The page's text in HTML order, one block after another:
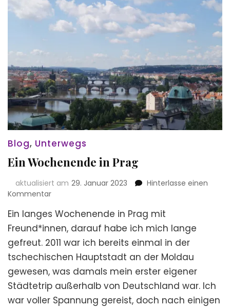
Blog, Unterwegs
Ein Wochenende in Prag
aktualisiert am 29. Januar 2023
Hinterlasse einen
Kommentarzu
Wochenende
in
Prag
Ein langes Wochenende in Prag mit
Freund*innen, darauf habe ich mich lange
gefreut. 2011 war ich bereits einmal in der
tschechischen Hauptstadt an der Moldau
gewesen, was damals mein erster eigener
Städtetrip außerhalb von Deutschland war. Ich
war voller Spannung gereist, doch nach einigen